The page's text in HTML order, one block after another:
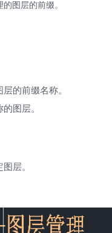
图层的前缀。
的前缀名称。
图层。
层。